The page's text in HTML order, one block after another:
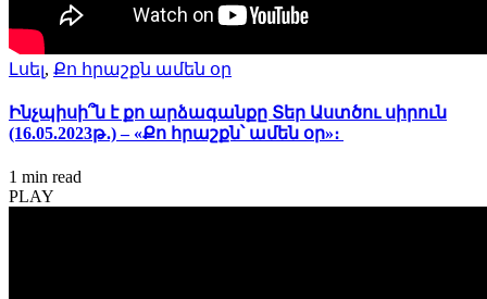
Լսել, Քո հրաշքն ամեն օր
Ինչպիսի՞ն է քո արձագանքը Տեր Աստծու սիրուն
(16.05.2023թ․) – «Քո հրաշքն՝ ամեն օր»։
1 min read
PLAY